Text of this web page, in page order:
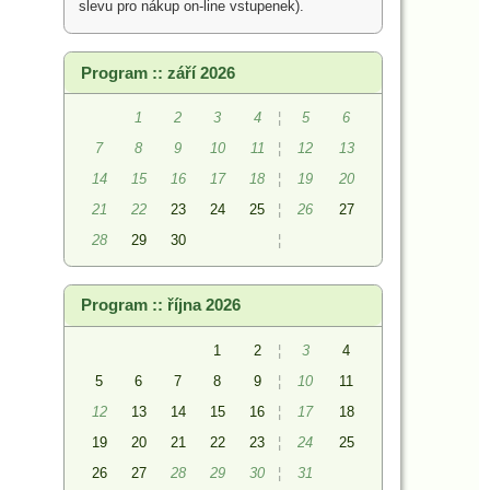
slevu pro nákup on-line vstupenek).
Program :: září 2026
1 2 3 4 ¦ 5
6
7
8 9 10 11 ¦ 12
13
14
15 16 17 18 ¦ 19
20
21
22 23 24 25 ¦ 26
27
28
29 30 ¦
Program :: října 2026
1 2 ¦ 3
4
5
6 7 8 9 ¦ 10
11
12
13 14 15 16 ¦ 17
18
19
20 21 22 23 ¦ 24
25
26
27 28 29 30 ¦ 31